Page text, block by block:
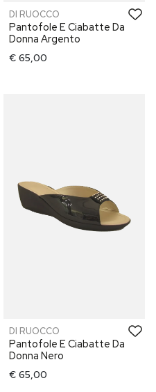
DI RUOCCO
Pantofole E Ciabatte Da
Donna Argento
€ 65,00
DI RUOCCO
Pantofole E Ciabatte Da
Donna Nero
€ 65,00